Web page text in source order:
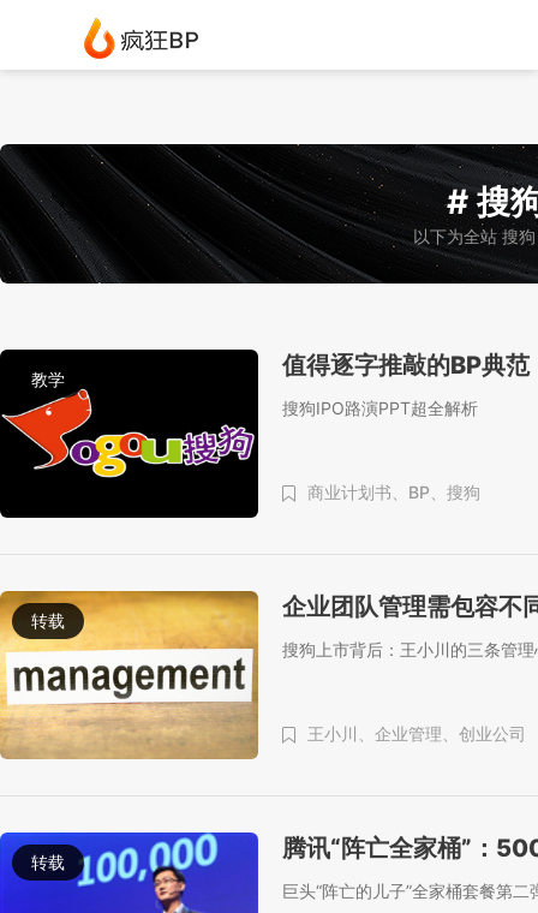
# 搜
以下为全站 搜
教学 值得逐字推敲的BP典范
搜狗IPO路演PPT超全解析
商业计划书、 BP、 搜狗
转载 企业团队管理需包容不
搜狗上市背后：王小川的三条管
王小川、 企业管理、 创业公司
转载 腾讯“阵亡全家桶”：
巨头“阵亡的儿子”全家桶套餐第二